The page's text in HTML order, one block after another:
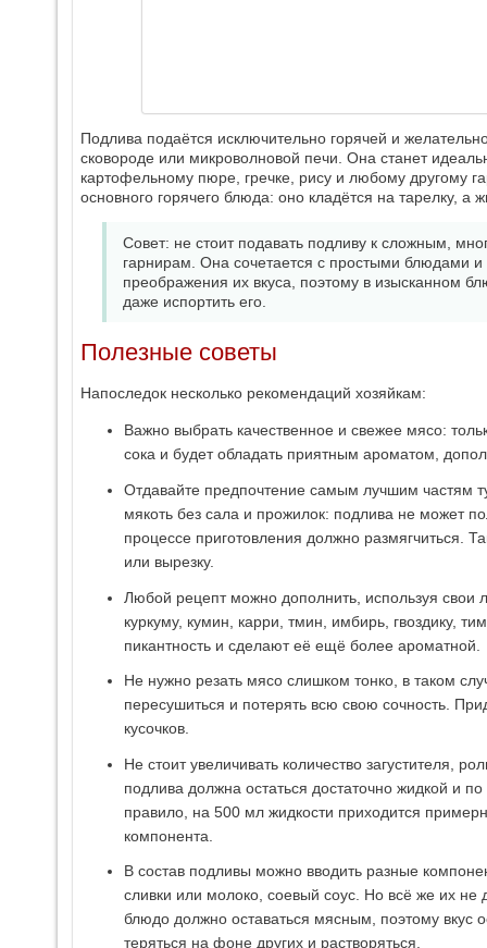
Подлива подаётся исключительно горячей и
сковороде или микроволновой печи. Она станет
картофельному пюре, гречке, рису и любому другому
основного горячего блюда: оно кладётся на тарелку, а
Совет: не стоит подавать подливу к сложным,
гарнирам. Она сочетается с простыми блюдами
преображения их вкуса, поэтому в изысканном
даже испортить его.
Полезные советы
Напоследок несколько рекомендаций хозяйкам:
Важно выбрать качественное и свежее мясо:
сока и будет обладать приятным ароматом,
Отдавайте предпочтение самым лучшим частям
мякоть без сала и прожилок: подлива не может
процессе приготовления должно размягчиться.
или вырезку.
Любой рецепт можно дополнить, используя
куркуму, кумин, карри, тмин, имбирь, гвоздику,
пикантность и сделают её ещё более ароматной.
Не нужно резать мясо слишком тонко, в таком
пересушиться и потерять всю свою сочность.
кусочков.
Не стоит увеличивать количество загустителя,
подлива должна остаться достаточно жидкой и
правило, на 500 мл жидкости приходится
компонента.
В состав подливы можно вводить разные
сливки или молоко, соевый соус. Но всё же их не
блюдо должно оставаться мясным, поэтому вкус
теряться на фоне других и растворяться.